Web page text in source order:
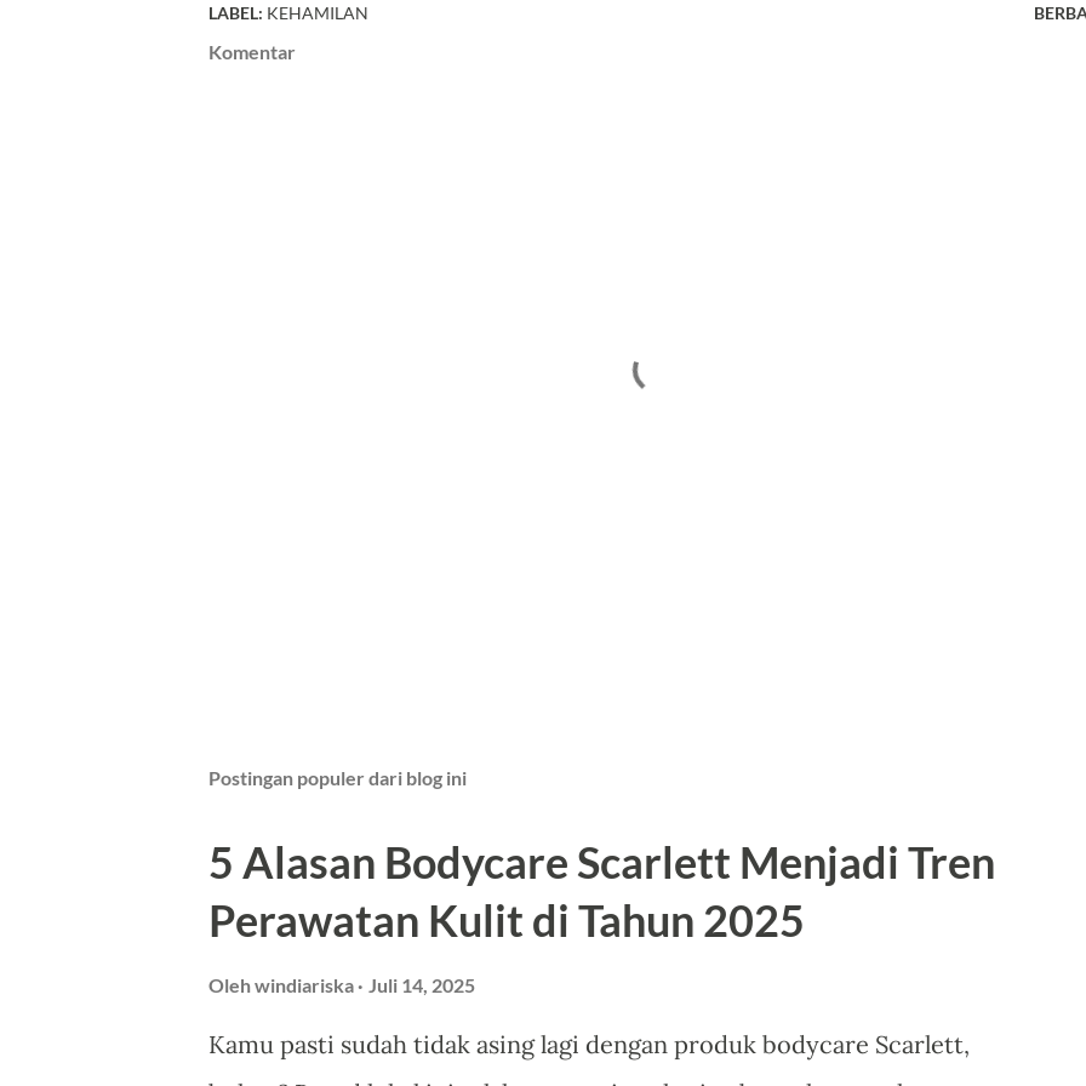
LABEL: KEHAMILAN
Komentar
Postingan populer dari blog ini
5 Alasan Bodycare Scarlett Menjadi Tren
Perawatan Kulit di Tahun 2025
Olehwindiariska Juli 14, 2025
Kamu pasti sudah tidak asing lagi dengan produk bodycare Scarlett,